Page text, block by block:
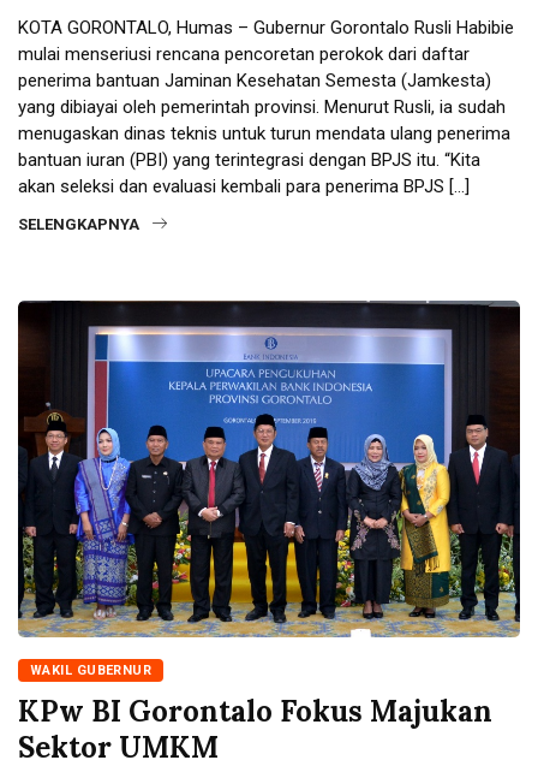
KOTA GORONTALO, Humas – Gubernur Gorontalo Rusli Habibie
mulai menseriusi rencana pencoretan perokok dari daftar
penerima bantuan Jaminan Kesehatan Semesta (Jamkesta)
yang dibiayai oleh pemerintah provinsi. Menurut Rusli, ia sudah
menugaskan dinas teknis untuk turun mendata ulang penerima
bantuan iuran (PBI) yang terintegrasi dengan BPJS itu. “Kita
akan seleksi dan evaluasi kembali para penerima BPJS […]
SELENGKAPNYA
WAKIL GUBERNUR
KPw BI Gorontalo Fokus Majukan
Sektor UMKM